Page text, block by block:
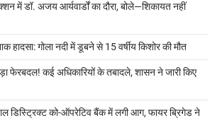
में डॉ. अजय आर्यवार्डों का दौरा, बोले—शिकायत नहीं
हादसा: गोला नदी में डूबने से 15 वर्षीय किशोर की मौत
फेरबदल! कई अधिकारियों के तबादले, शासन ने जारी किए
डिस्ट्रिक्ट को-ऑपरेटिव बैंक में लगी आग, फायर ब्रिगेड ने